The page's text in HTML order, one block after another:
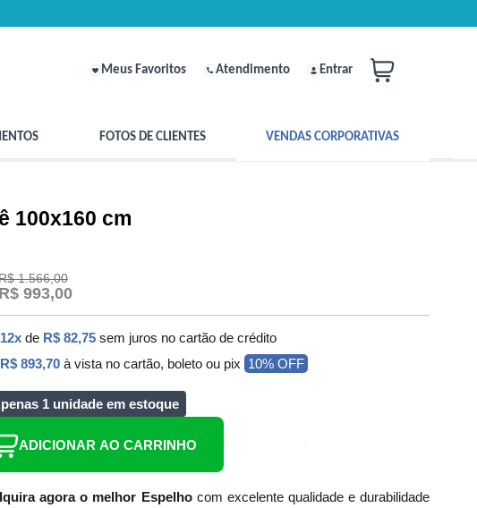
Meus Favoritos Atendimento Entrar
FOTOS DE CLIENTES VENDAS CORPORATIVAS
100x160 cm
1.566,00
R$ 993,00
12x de R$ 82,75 sem juros no cartão de crédito
R$ 893,70à vista no cartão, boleto ou pix 10% OFF
1 unidade em estoque
ADICIONAR AO CARRINHO
agora o melhor Espelhocom excelente qualidade e durabilidade